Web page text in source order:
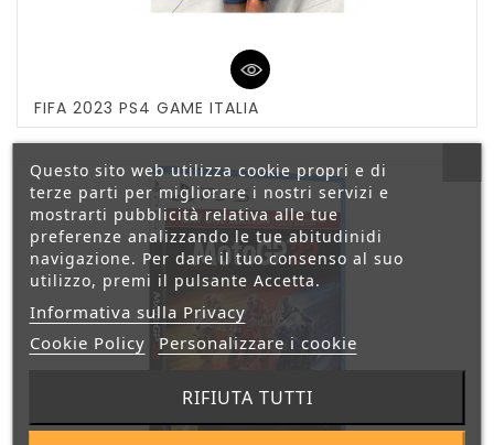
FIFA 2023 PS4 GAME ITALIA
Questo sito web utilizza cookie propri e di
terze parti per migliorare i nostri servizi e
mostrarti pubblicità relativa alle tue
preferenze analizzando le tue abitudinidi
navigazione. Per dare il tuo consenso al suo
utilizzo, premi il pulsante Accetta.
Informativa sulla Privacy
Cookie Policy
Personalizzare i cookie
RIFIUTA TUTTI